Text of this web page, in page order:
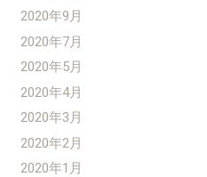
2020年9月
2020年7月
2020年5月
2020年4月
2020年3月
2020年2月
2020年1月